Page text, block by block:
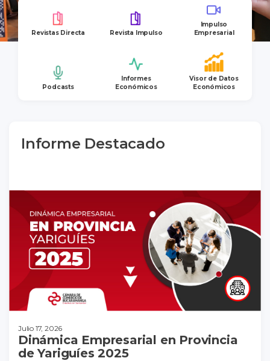
Revistas Directa Revista Impulso
Impulso
Empresarial
Podcasts
Informes
Económicos
Visor de Datos
Económicos
Informe Destacado
Julio 17, 2026
Dinámica Empresarial en Provincia
de Yariguíes 2025